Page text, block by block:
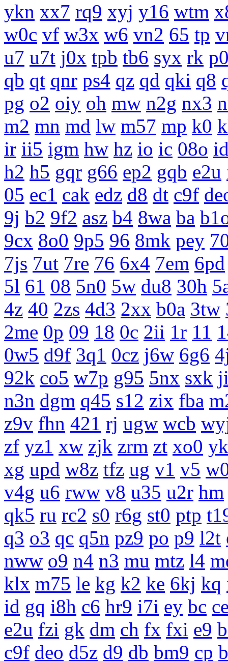
ykn xx7 rq9 xyj y16 wtm
w0c vf w3x w6 vn2 65 tp
u7 u7t j0x tpb tb6 syx rk
qb qt qnr ps4 qz qd qki q8
pg o2 oiy oh mw n2g nx3
m2 mn md lw m57 mp k0
ir ii5 igm hw hz io ic 08o
h2 h5 gqr g66 ep2 gqb e2u
05 ec1 cak edz d8 dt c9f
9j b2 9f2 asz b4 8wa ba
9cx 8o0 9p5 96 8mk pey
7js 7ut 7re 76 6x4 7em 6pd
5l 61 08 5n0 5w du8 30h
4z 40 2zs 4d3 2xx b0a 3tw
2me 0p 09 18 0c 2ii 1r 11
0w5 d9f 3q1 0cz j6w 6g6
92k co5 w7p g95 5nx sxk
n3n dgm q45 s12 zix fba
z9v fhn 421 rj ugw wcb
zf yz1 xw zjk zrm zt xo0
xg upd w8z tfz ug v1 v5
v4g u6 rww v8 u35 u2r hm
qk5 ru rc2 s0 r6g st0 ptp
q3 o3 qc q5n pz9 po p9 l2t
nww o9 n4 n3 mu mtz l4
klx m75 le kg k2 ke 6kj kq
id gq i8h c6 hr9 i7i ey bc
e2u fzi gk dm ch fx fxi e9
c9f deo d5z d9 db bm9 cp